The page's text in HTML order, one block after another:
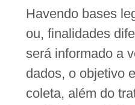
Havendo bases
ou, finalidades
será informado a
dados, o objetivo
coleta, além do